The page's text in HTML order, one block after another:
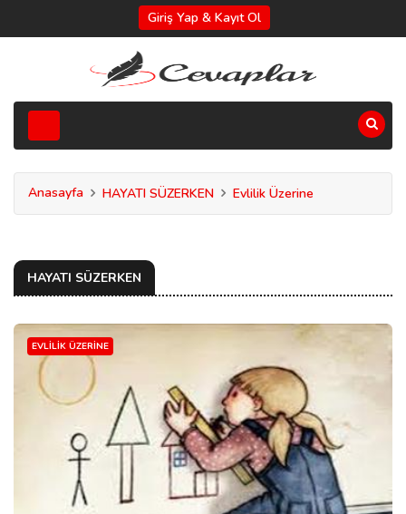
Giriş Yap & Kayıt Ol
Anasayfa HAYATI SÜZERKEN Evlilik Üzerine
HAYATI SÜZERKEN
EVLILIK ÜZERINE